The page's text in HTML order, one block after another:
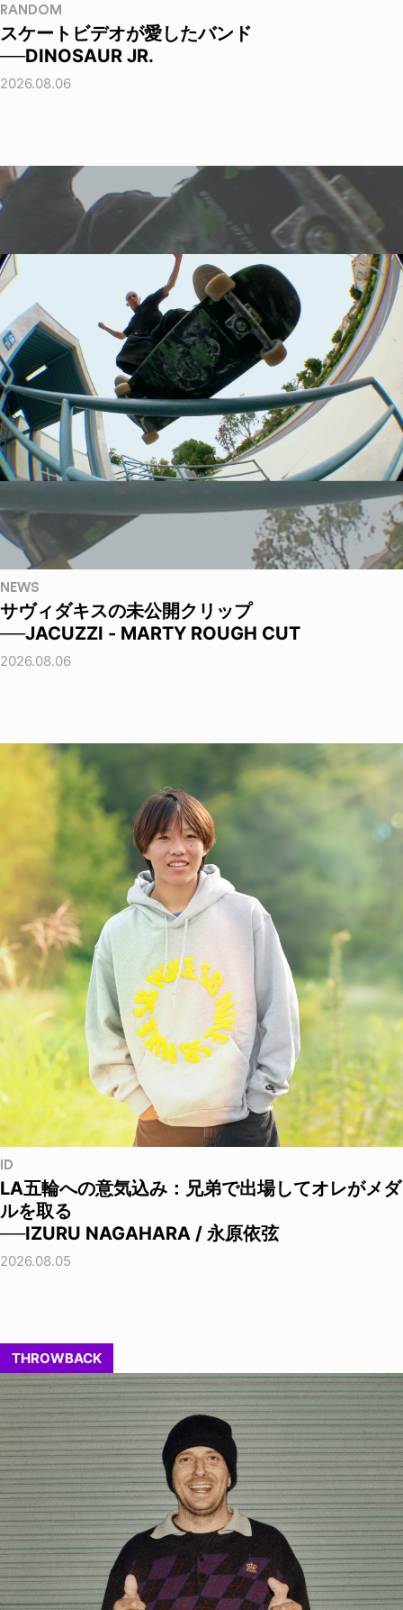
RANDOM
スケートビデオが愛したバンド
──DINOSAUR JR.
2026.08.06
NEWS
サヴィダキスの未公開クリップ
──JACUZZI - MARTY ROUGH CUT
2026.08.06
ID
LA五輪への意気込み：兄弟で出場してオレがメダ
ルを取る
──IZURU NAGAHARA / 永原依弦
2026.08.05
THROWBACK